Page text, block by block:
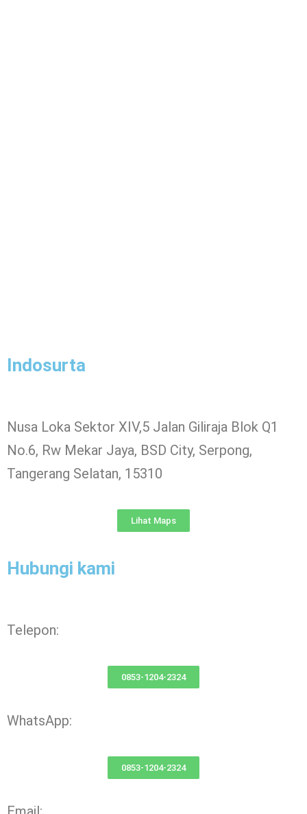
Indosurta
Nusa Loka Sektor XIV,5 Jalan Giliraja Blok Q1
No.6, Rw Mekar Jaya, BSD City, Serpong,
Tangerang Selatan, 15310
Lihat Maps
Hubungi kami
Telepon:
0853-1204-2324
WhatsApp:
0853-1204-2324